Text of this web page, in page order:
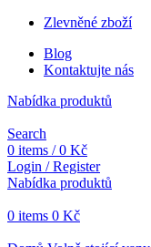
Zlevněné zboží
Blog
Kontaktujte nás
Nabídka produktů
Search
0 items / 0 Kč
Login / Register
Nabídka produktů
0 items 0 Kč